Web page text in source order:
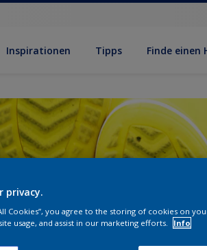
Inspirationen Tipps Finde einen
privacy.
Cookies”, you agree to the storing of cookies on
usage, and assist in our marketing efforts.
Info